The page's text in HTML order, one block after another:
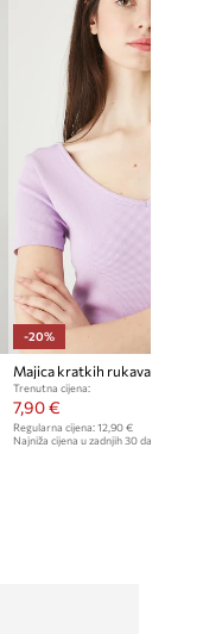
-20%
Majica kratkih rukava
Trenutna cijena:
7,90 €
Regularna cijena: 12,90 €
Najniža cijena u zadnjih 30 dana prije